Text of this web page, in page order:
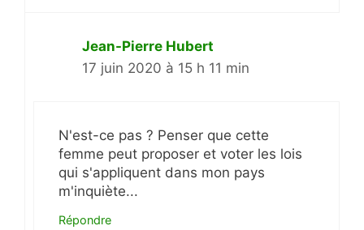
Jean-Pierre Hubert
17 juin 2020 à 15 h 11 min
N'est-ce pas ? Penser que cette
femme peut proposer et voter les lois
qui s'appliquent dans mon pays
m'inquiète...
Répondre